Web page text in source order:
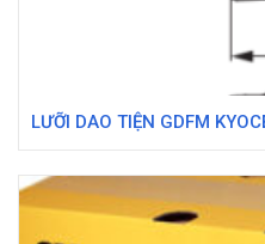
LƯỠI DAO TIỆN GDFM